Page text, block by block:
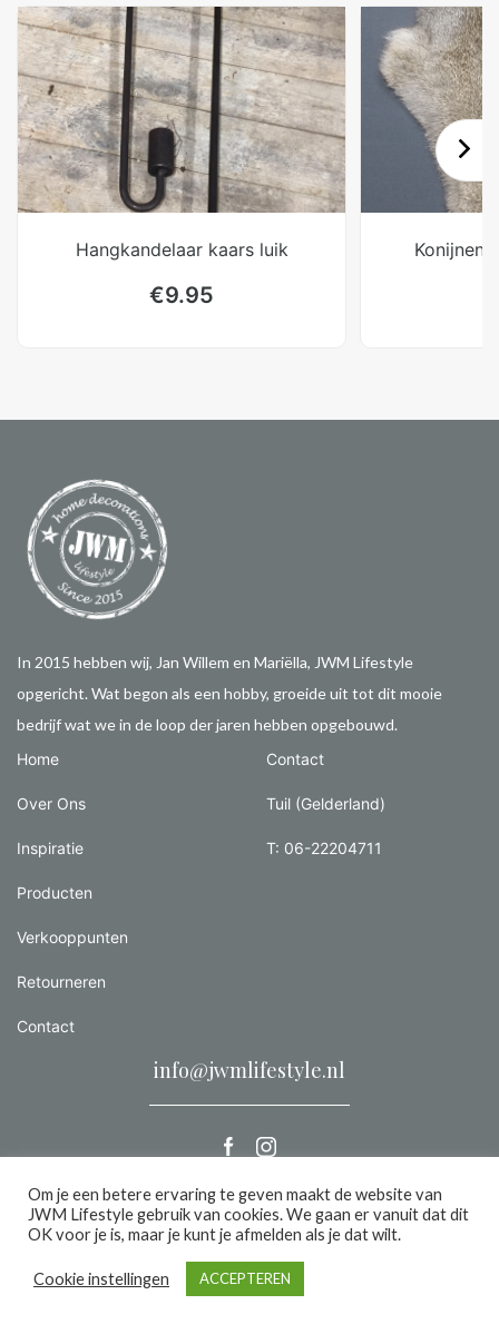
Hangkandelaar kaars luik
€9.95
In 2015 hebben wij, Jan Willem en Mariëlla, JWM Lifestyle
opgericht. Wat begon als een hobby, groeide uit tot dit mooie
bedrijf wat we in de loop der jaren hebben opgebouwd.
Home
Over Ons
Inspiratie
Producten
Verkooppunten
Retourneren
Contact
Contact
Tuil (Gelderland)
T: 06-22204711
info@jwmlifestyle.nl
Alle rechten voorbehouden 2026 |Privacy
een we make it website
Om je een betere ervaring te geven maakt de website van
JWM Lifestyle gebruik van cookies. We gaan er vanuit dat dit
OK voor je is, maar je kunt je afmelden als je dat wilt.
Cookie instellingen ACCEPTEREN